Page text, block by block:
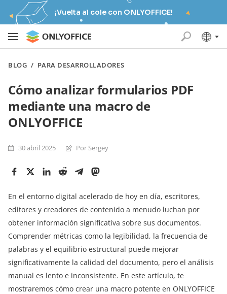
¡Vuelta al cole con ONLYOFFICE!
BLOG / PARA DESARROLLADORES
Cómo analizar formularios PDF
mediante una macro de
ONLYOFFICE
30 abril 2025 Por Sergey
En el entorno digital acelerado de hoy en día, escritores,
editores y creadores de contenido a menudo luchan por
obtener información significativa sobre sus documentos.
Comprender métricas como la legibilidad, la frecuencia de
palabras y el equilibrio estructural puede mejorar
significativamente la calidad del documento, pero el análisis
manual es lento e inconsistente. En este artículo, te
mostraremos cómo crear una macro potente en ONLYOFFICE